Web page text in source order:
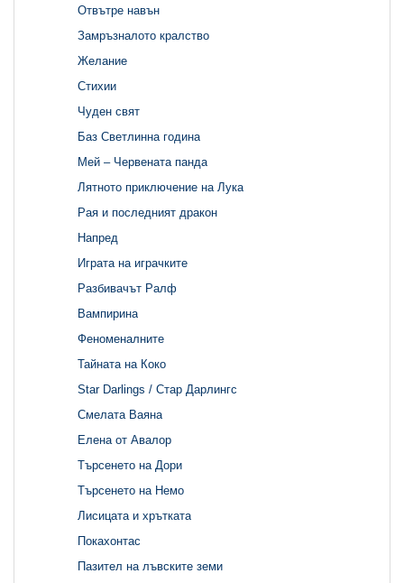
Отвътре навън
Замръзналото кралство
Желание
Стихии
Чуден свят
Баз Светлинна година
Мей – Червената панда
Лятното приключение на Лука
Рая и последният дракон
Напред
Играта на играчките
Разбивачът Ралф
Вампирина
Феноменалните
Тайната на Коко
Star Darlings / Стар Дарлингс
Смелата Ваяна
Елена от Авалор
Търсенето на Дори
Търсенето на Немо
Лисицата и хрътката
Покахонтас
Пазител на лъвските земи